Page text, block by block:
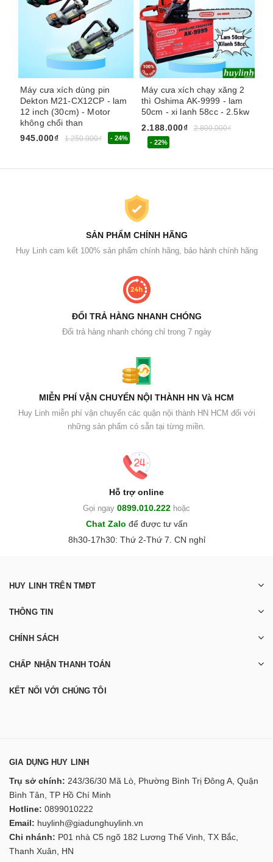
Máy cưa xích dùng pin
Dekton M21-CX12CP - lam
12 inch (30cm) - Motor
không chổi than
945.000₫
1.250.000₫ - 24%
Máy cưa xích chạy xăng 2
thì Oshima AK-9999 - lam
50cm - xi lanh 58cc - 2.5kw
2.188.000₫
2.800.000₫
- 22%
SẢN PHẨM CHÍNH HÃNG
Huy Linh cam kết 100% sản phẩm chính hãng, bảo hành chính hãng
ĐỔI TRẢ HÀNG NHANH CHÓNG
Đổi trả hàng nhanh chóng chỉ trong 7 ngày
MIỄN PHÍ VẬN CHUYỂN NỘI THÀNH HN Và HCM
Huy Linh miễn phí vận chuyển các quận nội thành HN HCM đối với
những sản phẩm có sẵn tại từng miền.
Hỗ trợ online
Gọi ngay 0899.010.222 hoặc
Chat Zalo để được tư vấn
8h30-17h30: Thứ 2-Thứ 7. CN nghỉ
HUY LINH TRÊN TMĐT
THÔNG TIN
CHÍNH SÁCH
CHẤP NHẬN THANH TOÁN
KẾT NỐI VỚI CHÚNG TÔI
GIA DỤNG HUY LINH
Trụ sở chính: 243/36/30 Mã Lò, Phường Bình Trị Đông A, Quận
Bình Tân, TP Hồ Chí Minh
Hotline: 0899010222
Email: huylinh@giadunghuylinh.vn
Chi nhánh: P01 nhà C5 ngõ 182 Lương Thế Vinh, TX Bắc,
Thanh Xuân, HN